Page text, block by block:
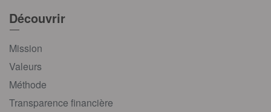
Découvrir
Mission
Valeurs
Méthode
Transparence financière